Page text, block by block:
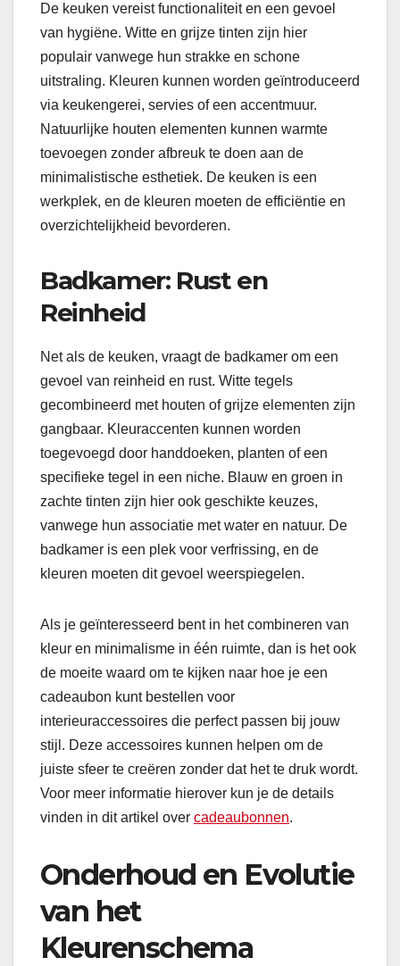
De keuken vereist functionaliteit en een gevoel
van hygiëne. Witte en grijze tinten zijn hier
populair vanwege hun strakke en schone
uitstraling. Kleuren kunnen worden geïntroduceerd
via keukengerei, servies of een accentmuur.
Natuurlijke houten elementen kunnen warmte
toevoegen zonder afbreuk te doen aan de
minimalistische esthetiek. De keuken is een
werkplek, en de kleuren moeten de efficiëntie en
overzichtelijkheid bevorderen.
Badkamer: Rust en
Reinheid
Net als de keuken, vraagt de badkamer om een
gevoel van reinheid en rust. Witte tegels
gecombineerd met houten of grijze elementen zijn
gangbaar. Kleuraccenten kunnen worden
toegevoegd door handdoeken, planten of een
specifieke tegel in een niche. Blauw en groen in
zachte tinten zijn hier ook geschikte keuzes,
vanwege hun associatie met water en natuur. De
badkamer is een plek voor verfrissing, en de
kleuren moeten dit gevoel weerspiegelen.
Als je geïnteresseerd bent in het combineren van
kleur en minimalisme in één ruimte, dan is het ook
de moeite waard om te kijken naar hoe je een
cadeaubon kunt bestellen voor
interieuraccessoires die perfect passen bij jouw
stijl. Deze accessoires kunnen helpen om de
juiste sfeer te creëren zonder dat het te druk wordt.
Voor meer informatie hierover kun je de details
vinden in dit artikel over cadeaubonnen.
Onderhoud en Evolutie
van het
Kleurenschema